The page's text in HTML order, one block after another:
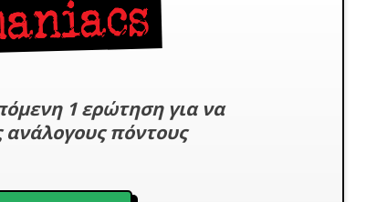
1 ερώτηση για να
ανάλογους πόντους